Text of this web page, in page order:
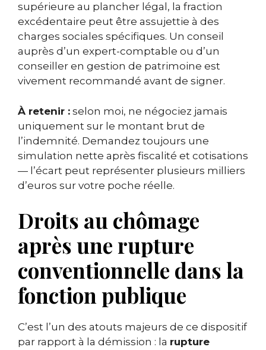
supérieure au plancher légal, la fraction
excédentaire peut être assujettie à des
charges sociales spécifiques. Un conseil
auprès d’un expert-comptable ou d’un
conseiller en gestion de patrimoine est
vivement recommandé avant de signer.
À retenir : selon moi, ne négociez jamais
uniquement sur le montant brut de
l’indemnité. Demandez toujours une
simulation nette après fiscalité et cotisations
— l’écart peut représenter plusieurs milliers
d’euros sur votre poche réelle.
Droits au chômage
après une rupture
conventionnelle dans la
fonction publique
C’est l’un des atouts majeurs de ce dispositif
par rapport à la démission : la rupture